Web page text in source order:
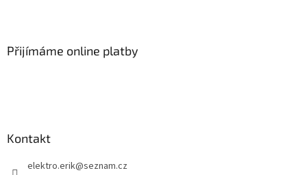
Přijímáme online platby
Kontakt
elektro.erik@seznam.cz